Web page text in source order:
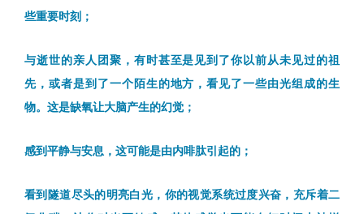
些重要时刻；
与逝世的亲人团聚，有时甚至是见到了你以前从未见过的祖
先，或者是到了一个陌生的地方，看见了一些由光组成的生
物。这是缺氧让大脑产生的幻觉；
感到平静与安息，这可能是由内啡肽引起的；
看到隧道尽头的明亮白光，你的视觉系统过度兴奋，充斥着二